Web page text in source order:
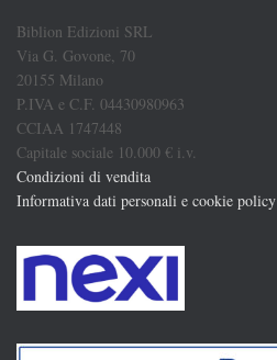
Biblion Edizioni SRL
Via G. Govone, 70
20155 Milano
P.IVA e C.F. 04430980963
CCIAA 1747448
Capitale sociale 10.000 € i.v.
Condizioni di vendita
Informativa dati personali e cookie policy